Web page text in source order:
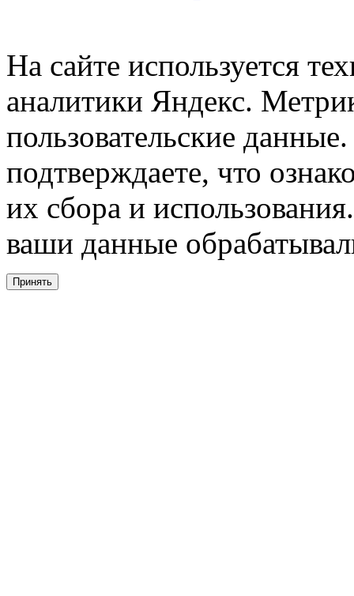
На сайте используется
аналитики Яндекс.
пользовательские
подтверждаете, что
их сбора и
ваши данные
Принять